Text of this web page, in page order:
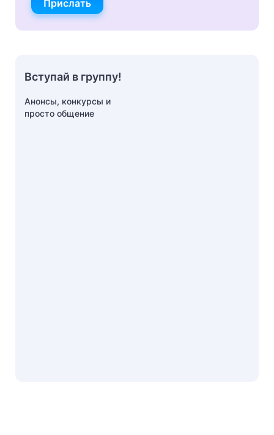
Прислать
Вступай в группу!
Анонсы, конкурсы и
просто общение